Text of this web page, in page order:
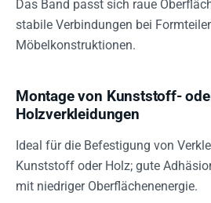
Das Band passt sich raue
stabile Verbindungen bei
Möbelkonstruktionen.
Montage von Kunststoff-
Holzverkleidungen
Ideal für die Befestigung von
Kunststoff oder Holz; gute
mit niedriger Oberflächenenergie.